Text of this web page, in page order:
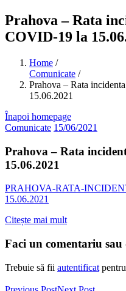
Prahova – Rata
COVID-19 la
Home /
Comunicate /
Prahova – Rata
15.06.2021
Înapoi homepage
Comunicate 15/06/2021
Prahova – Rata
15.06.2021
PRAHOVA-RATA-
15.06.2021
Citește mai mult
Faci un comentariu
Trebuie să fii autentificat